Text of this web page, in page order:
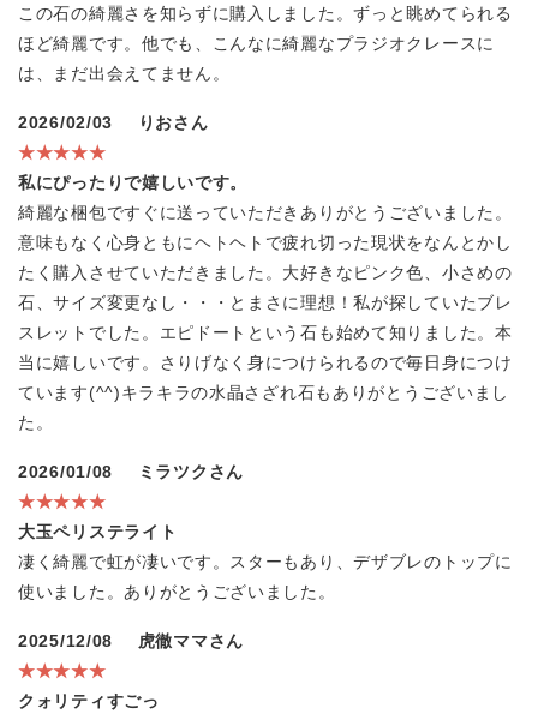
この石の綺麗さを知らずに購入しました。ずっと眺めてられる
ほど綺麗です。他でも、こんなに綺麗なプラジオクレースに
は、まだ出会えてません。
2026/02/03
りおさん
★★★★★
私にぴったりで嬉しいです。
綺麗な梱包ですぐに送っていただきありがとうございました。
意味もなく心身ともにヘトヘトで疲れ切った現状をなんとかし
たく購入させていただきました。大好きなピンク色、小さめの
石、サイズ変更なし・・・とまさに理想！私が探していたブレ
スレットでした。エピドートという石も始めて知りました。本
当に嬉しいです。さりげなく身につけられるので毎日身につけ
ています(^^)キラキラの水晶さざれ石もありがとうございまし
た。
2026/01/08
ミラツクさん
★★★★★
大玉ペリステライト
凄く綺麗で虹が凄いです。スターもあり、デザブレのトップに
使いました。ありがとうございました。
2025/12/08
虎徹ママさん
★★★★★
クォリティすごっ